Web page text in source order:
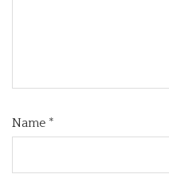
Name *